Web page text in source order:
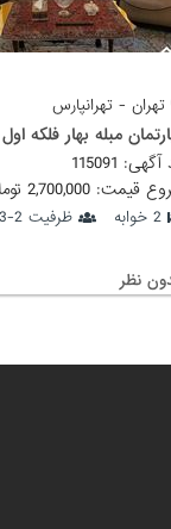
تهران - تهرانپارس
مبله بهار فلکه
115091
2,700,000 تومان
2 خوابه ظرفیت 2-3 نفر
نظر